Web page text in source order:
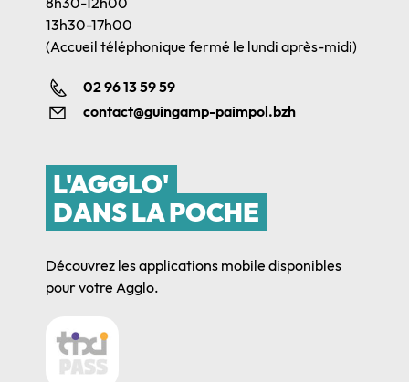
13h30-17h00
(Accueil téléphonique fermé le lundi après-midi)
02 96 13 59 59
contact@guingamp-paimpol.bzh
L'AGGLO'
DANS LA POCHE
Découvrez les applications mobile disponibles
pour votre Agglo.